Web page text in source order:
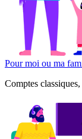
Pour moi ou ma
Comptes